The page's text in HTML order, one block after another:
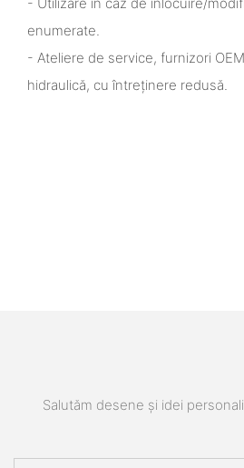
enumerate.
- Ateliere de service, furnizori
hidraulică, cu întreținere redusă.
Salutăm desene și idei